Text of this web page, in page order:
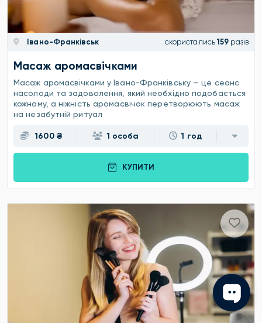
Івано-Франківськ скористались 159 разів
Масаж аромасвічками
Масаж аромасвічками у Івано-Франківську — це сеанс
насолоди та задоволення, який необхідно подобається
кожному, а ніжність аромасвічок перетворюють масаж
на незабутній ритуал
1600 ₴ 1 особа 1 год
КУПИТИ